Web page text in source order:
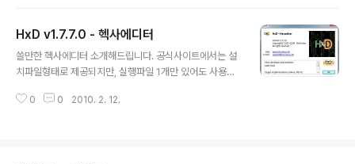
01 series Service aspects ("stage 1") 22 series 42 series 02 seri
es Technic..
HxD v1.7.7.0 - 헥사에디터
쓸만한 헥사에디터 소개해드립니다. 공식사이트에서는 설
치파일형태로 제공되지만, 실행파일 1개만 있어도 사용가
리고, 파일이 크더라도 속도저하없이 빠르게 편집이 가능
0 0 2010. 2. 12.